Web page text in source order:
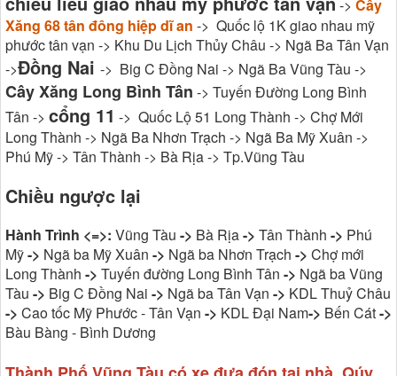
-> Cây
Xăng 68 tân đông hiệp dĩ an -> Quốc lộ 1K giao nhau mỹ
phước tân vạn -> Khu Du Lịch Thủy Châu -> Ngã Ba Tân Vạn
->Đồng Nai -> Big C Đồng Nai -> Ngã Ba Vũng Tàu ->
Cây Xăng Long Bình Tân -> Tuyến Đường Long Bình
Tân -> cổng 11 -> Quốc Lộ 51 Long Thành -> Chợ Mới
Long Thành -> Ngã Ba Nhơn Trạch -> Ngã Ba Mỹ Xuân ->
Phú Mỹ -> Tân Thành -> Bà Rịa -> Tp.Vũng Tàu
Chiều ngược lại
Hành Trình <=>: Vũng Tàu -> Bà Rịa-> Tân Thành -> Phú
Mỹ-> Ngã ba Mỹ Xuân -> Ngã ba Nhơn Trạch -> Chợ mới
Long Thành -> Tuyến đường Long Bình Tân -> Ngã ba Vũng
Tàu -> Big C Đồng Nai -> Ngã ba Tân Vạn -> KDL Thuỷ Châu
-> Cao tốc Mỹ Phước - Tân Vạn -> KDL Đại Nam-> Bến Cát->
Bàu Bàng - Bình Dương